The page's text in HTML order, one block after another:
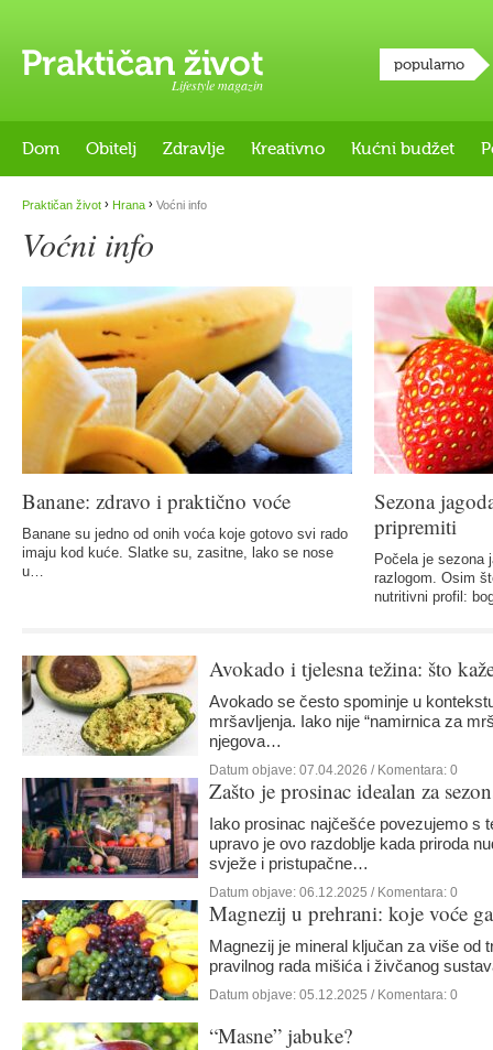
Lifestyle magazin
popularno
Dom Obitelj Zdravlje Kreativno Kućni budžet
Praktičan život › Hrana › Voćni info
Voćni info
Banane: zdravo i praktično voće
Banane su jedno od onih voća koje gotovo svi rado
imaju kod kuće. Slatke su, zasitne, lako se nose
u…
Sezona
pripremiti
Počela je sezona
razlogom. Osim
nutritivni profil:
Avokado i tjelesna težina: što
Avokado se često spominje u
mršavljenja. Iako nije “namirnica za
njegova…
Datum objave: 07.04.2026 / Komentara: 0
Zašto je prosinac idealan za
Iako prosinac najčešće povezujemo s
upravo je ovo razdoblje kada priroda
svježe i pristupačne…
Datum objave: 06.12.2025 / Komentara: 0
Magnezij u prehrani: koje voće
Magnezij je mineral ključan za više od
pravilnog rada mišića i živčanog
Datum objave: 05.12.2025 / Komentara: 0
“Masne” jabuke?